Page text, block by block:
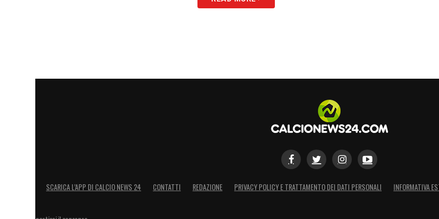
SCARICA L’APP DI CALCIO NEWS 24 CONTATTI REDAZIONE PRIVACY POLICY E TRATTAMENTO DEI DATI PERSONALI INFORMATIVA